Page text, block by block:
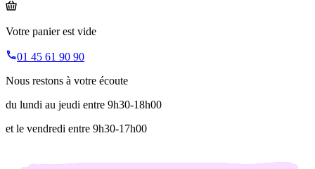
Votre panier est vide
01 45 61 90 90
Nous restons à votre écoute
du lundi au jeudi entre 9h30-18h00
et le vendredi entre 9h30-17h00